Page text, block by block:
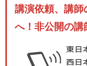
講演依頼、講
へ！非公開の講